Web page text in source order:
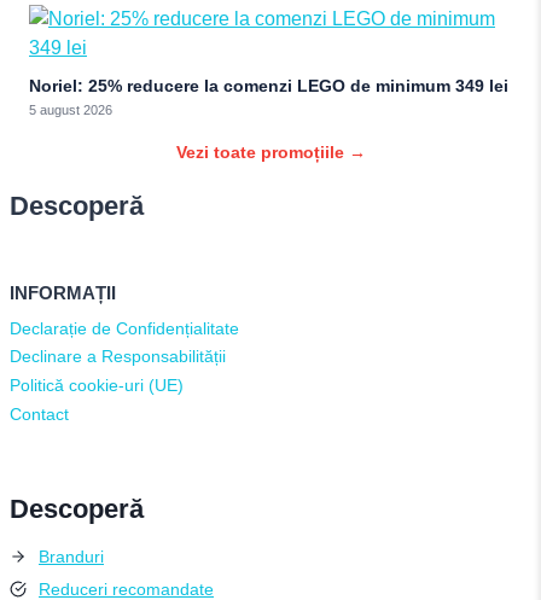
Noriel: 25% reducere la comenzi LEGO de minimum 349 lei
5 august 2026
Vezi toate promoțiile →
Descoperă
INFORMAȚII
Declarație de Confidențialitate
Declinare a Responsabilității
Politică cookie-uri (UE)
Contact
Descoperă
Branduri
Reduceri recomandate